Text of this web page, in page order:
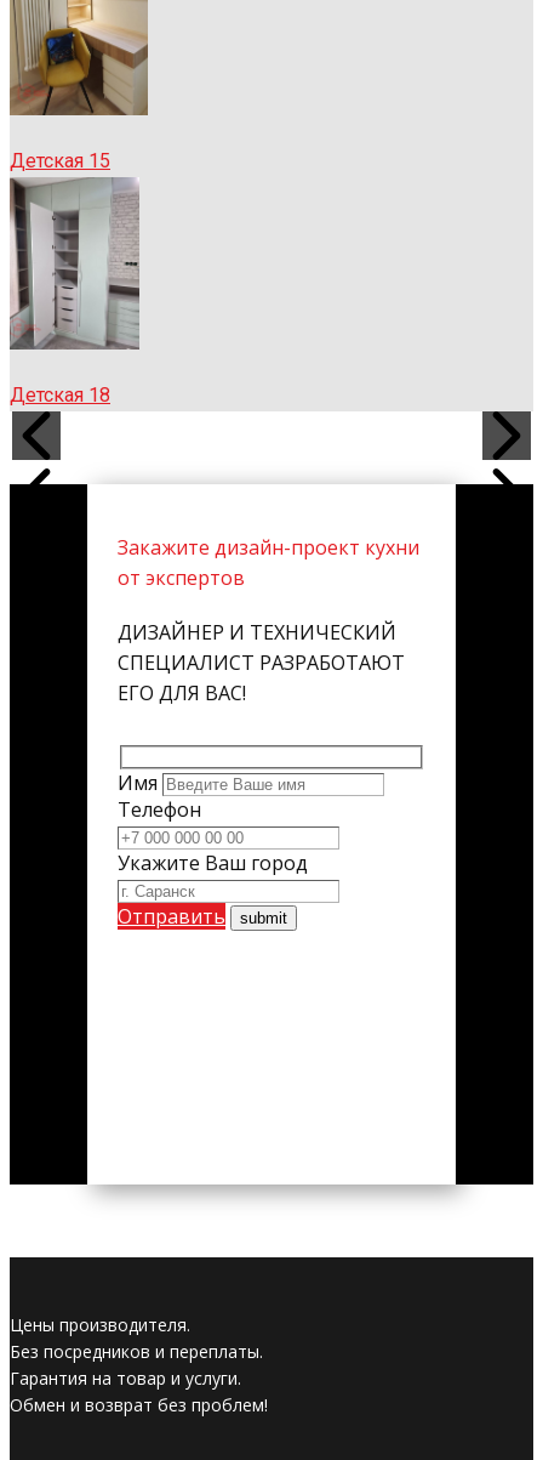
Детская 15
Детская 18
Закажите дизайн-проект кухни
от экспертов
ДИЗАЙНЕР И ТЕХНИЧЕСКИЙ
СПЕЦИАЛИСТ РАЗРАБОТАЮТ
ЕГО ДЛЯ ВАС!
Имя
Телефон
Укажите Ваш город
Отправить
Цены производителя.
Без посредников и переплаты.
Гарантия на товар и услуги.
Обмен и возврат без проблем!